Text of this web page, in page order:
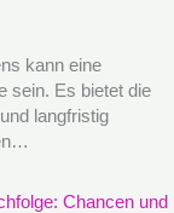
kann eine
sein. Es bietet die
langfristig
Chancen und